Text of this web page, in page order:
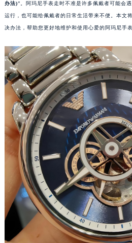
办法)”。阿玛尼手表走时不准是许多佩戴者可能会
运行，也可能给佩戴者的日常生活带来不便。本文
决办法，帮助您更好地维护和使用心爱的阿玛尼手表